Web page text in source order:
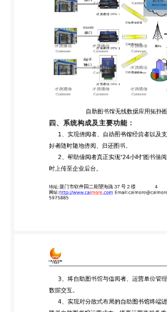
2G/3G/4G DTU） 四、系
现借阅者、自助图书馆经
信息共享，方便阅读爱 好
书。 2、帮助借阅者真正实
务，借阅、归还、支付费
台。 地址:厦门市软件园二
址:http://www.caimore.com
592-5902655 传真/
技有限公司 Xiamen
交互。 4、实现对分散式
集中化管理，实时掌握终
馆运营成本，提高运营商